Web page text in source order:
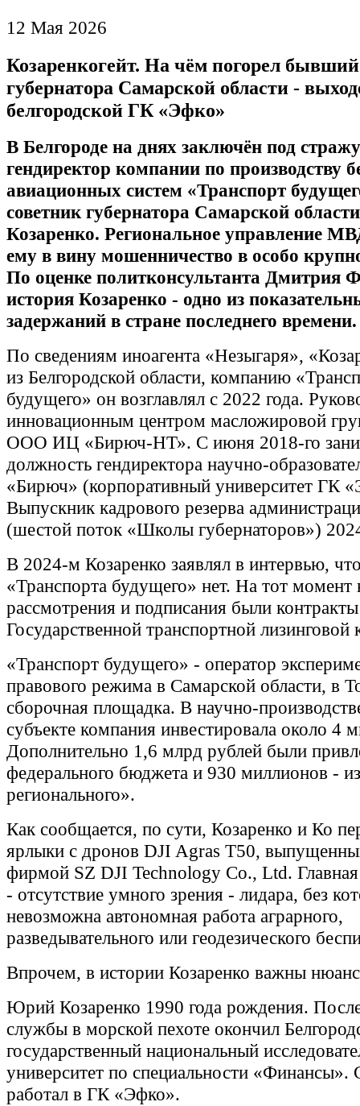
12 Мая 2026
Козаренкогейт. На чём погорел
губернатора Самарской области -
белгородской ГК «Эфко»
В Белгороде на днях заключён под
гендиректор компании по производству
авиационных систем «Транспорт
советник губернатора Самарской
Козаренко. Региональное управление
ему в вину мошенничество в особо
По оценке политконсультанта Дмитрия
история Козаренко - одно из
задержаний в стране последнего времени.
По сведениям иноагента «Незыгаря»,
из Белгородской области, компанию
будущего» он возглавлял с 2022 года.
инновационным центром масложировой
ООО ИЦ «Бирюч-НТ». С июня 2018-го
должность гендиректора научно-
«Бирюч» (корпоративный университет ГК
Выпускник кадрового резерва
(шестой поток «Школы губернаторов»)
В 2024-м Козаренко заявлял в интервью, что
«Транспорта будущего» нет. На тот момент
рассмотрения и подписания были
Государственной транспортной
«Транспорт будущего» - оператор
правового режима в Самарской области, в
сборочная площадка. В научно-
субъекте компания инвестировала около 4
Дополнительно 1,6 млрд рублей были
федерального бюджета и 930 миллионов - из
регионального».
Как сообщается, по сути, Козаренко и Ко
ярлыки с дронов DJI Agras T50,
фирмой SZ DJI Technology Co., Ltd.
- отсутствие умного зрения - лидара, без
невозможна автономная работа аграрного,
разведывательного или геодезического
Впрочем, в истории Козаренко важны
Юрий Козаренко 1990 года рождения.
службы в морской пехоте окончил
государственный национальный
университет по специальности «Финансы».
работал в ГК «Эфко».